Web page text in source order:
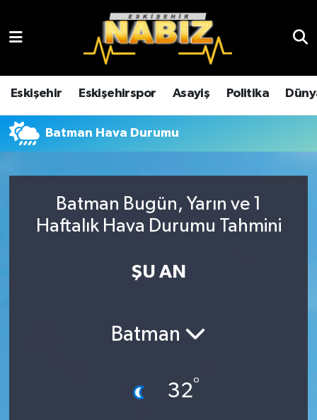
Eskişehir Eskişehirspor Asayiş Politika
Batman Hava Durumu
Batman Bugün, Yarın ve 1
Haftalık Hava Durumu Tahmini
ŞU AN
Batman
32°
Çevre
Dünya
Ekonomi
Eskişehir
Eskişehir Hava Durumu
Eskişehir Trafik Yoğunluk Haritası
TFF 3.Lig 4.Grup Puan Durumu ve Fikstür
Son Dakika Haberleri
Haber Arşivi